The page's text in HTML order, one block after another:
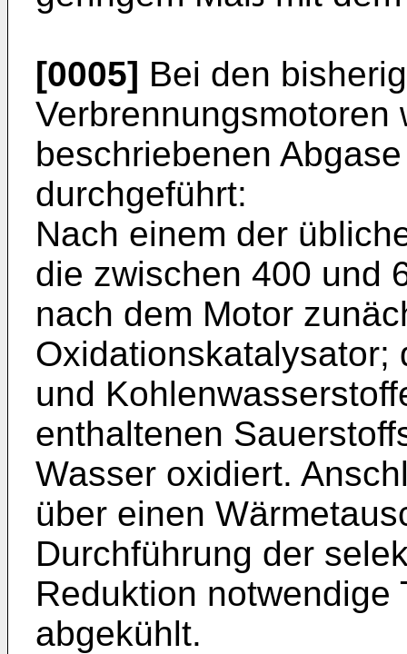
[0005] Bei den
beschriebenen
durchgeführt:
Nach einem der
die zwischen 400 und
nach dem Motor
Oxidationskatalysator;
und
enthaltenen
Wasser oxidiert.
über einen
Durchführung der
Reduktion notwendige
abgekühlt.